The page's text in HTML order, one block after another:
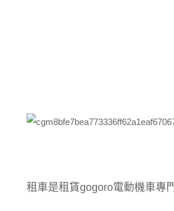
租車是租賃gogoro電動機車專